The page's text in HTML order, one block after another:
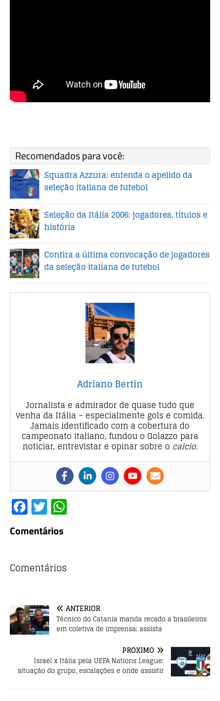
Recomendados para você:
Squadra Azzura: entenda o apelido da
seleção italiana de futebol
Seleção da Itália 2006: jogadores, títulos e
história
Confira a última convocação de jogadores
da seleção italiana de futebol
Adriano Bertin
Jornalista e admirador de quase tudo que
venha da Itália – especialmente gols e comida.
Jamais identificado com a cobertura do
campeonato italiano, fundou o Golazzo para
noticiar, entrevistar e opinar sobre o calcio.
F
a
c
b
o
k
T
w
it
r
p
Comentários
Comentários
ANTERIOR
Técnico do Catania manda recado a brasileiros
em coletiva de imprensa; assista
PRÓXIMO
Israel x Itália pela UEFA Nations League:
situação do grupo, escalações e onde assistir